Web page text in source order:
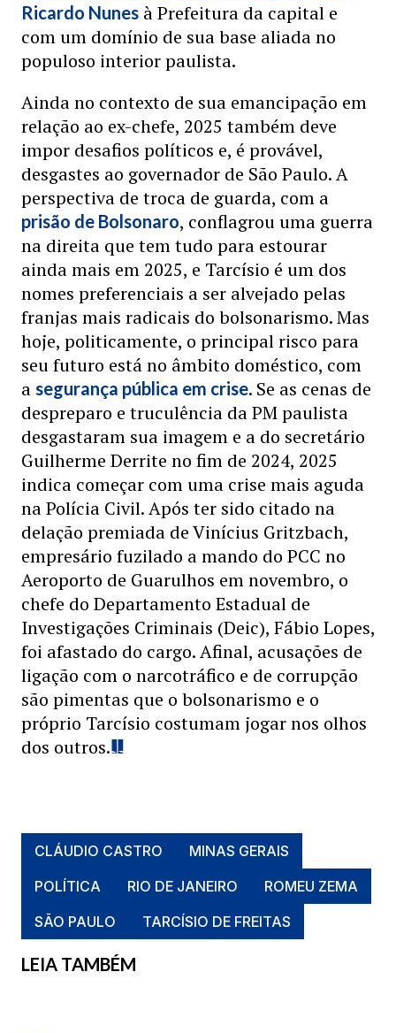
Ricardo Nunes à Prefeitura da capital e
com um domínio de sua base aliada no
populoso interior paulista.
Ainda no contexto de sua emancipação em
relação ao ex-chefe, 2025 também deve
impor desafios políticos e, é provável,
desgastes ao governador de São Paulo. A
perspectiva de troca de guarda, com a
prisão de Bolsonaro, conflagrou uma guerra
na direita que tem tudo para estourar
ainda mais em 2025, e Tarcísio é um dos
nomes preferenciais a ser alvejado pelas
franjas mais radicais do bolsonarismo. Mas
hoje, politicamente, o principal risco para
seu futuro está no âmbito doméstico, com
a segurança pública em crise. Se as cenas de
despreparo e truculência da PM paulista
desgastaram sua imagem e a do secretário
Guilherme Derrite no fim de 2024, 2025
indica começar com uma crise mais aguda
na Polícia Civil. Após ter sido citado na
delação premiada de Vinícius Gritzbach,
empresário fuzilado a mando do PCC no
Aeroporto de Guarulhos em novembro, o
chefe do Departamento Estadual de
Investigações Criminais (Deic), Fábio Lopes,
foi afastado do cargo. Afinal, acusações de
ligação com o narcotráfico e de corrupção
são pimentas que o bolsonarismo e o
próprio Tarcísio costumam jogar nos olhos
dos outros.
CLÁUDIO CASTRO
MINAS GERAIS
POLÍTICA
RIO DE JANEIRO
ROMEU ZEMA
SÃO PAULO
TARCÍSIO DE FREITAS
LEIA TAMBÉM